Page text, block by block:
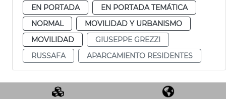
EN PORTADA
EN PORTADA TEMÁTICA
NORMAL
MOVILIDAD Y URBANISMO
MOVILIDAD
GIUSEPPE GREZZI
RUSSAFA
APARCAMIENTO RESIDENTES